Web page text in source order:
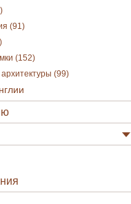
(91)
(152)
(99)